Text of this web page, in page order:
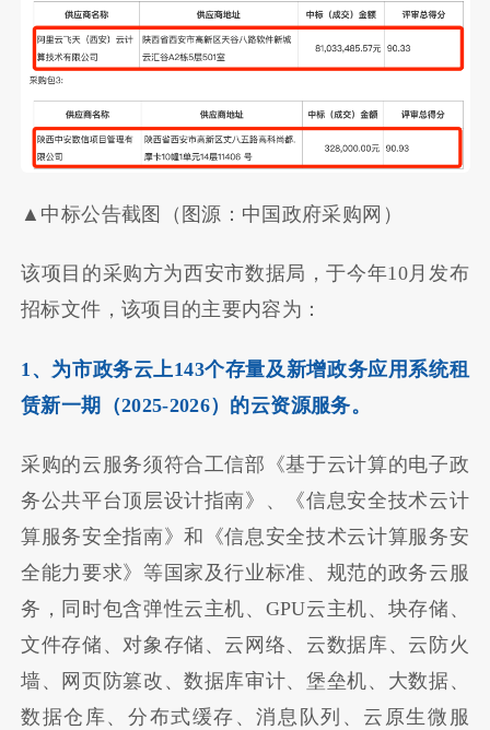
▲中标公告截图（图源：中国政府采购网）
该项目的采购方为西安市数据局，于今年10月发布
招标文件，该项目的主要内容为：
1、为市政务云上143个存量及新增政务应用系统租
赁新一期（2025-2026）的云资源服务。
采购的云服务须符合工信部《基于云计算的电子政
务公共平台顶层设计指南》、《信息安全技术云计
算服务安全指南》和《信息安全技术云计算服务安
全能力要求》等国家及行业标准、规范的政务云服
务，同时包含弹性云主机、GPU云主机、块存储、
文件存储、对象存储、云网络、云数据库、云防火
墙、网页防篡改、数据库审计、堡垒机、大数据、
数据仓库、分布式缓存、消息队列、云原生微服